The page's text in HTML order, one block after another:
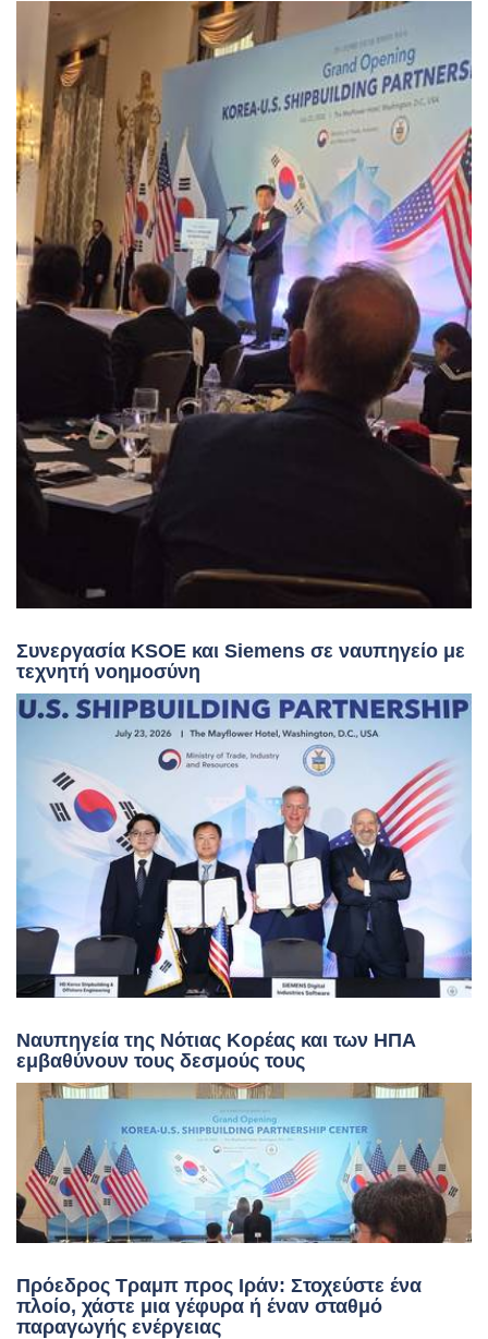
Συνεργασία KSOE και Siemens σε ναυπηγείο με
τεχνητή νοημοσύνη
Ναυπηγεία της Νότιας Κορέας και των ΗΠΑ
εμβαθύνουν τους δεσμούς τους
Πρόεδρος Τραμπ προς Ιράν: Στοχεύστε ένα
πλοίο, χάστε μια γέφυρα ή έναν σταθμό
παραγωγής ενέργειας